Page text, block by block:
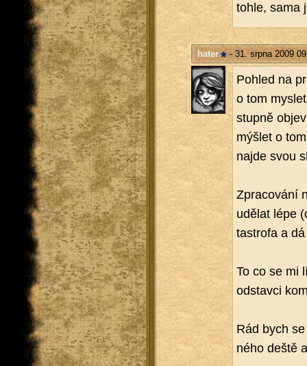
tohle, sama
hater - 31. srpna 2009
Po­hled na
o tom
stup­ně
mýš­let o
najde svou
Zpra­co­vá­ní
udě­lat lépe
ta­stro­fa a
To co se mi
od­stav­ci
Rád bych
né­ho deště